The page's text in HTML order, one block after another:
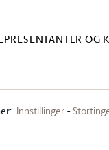
OG
Innstillinger